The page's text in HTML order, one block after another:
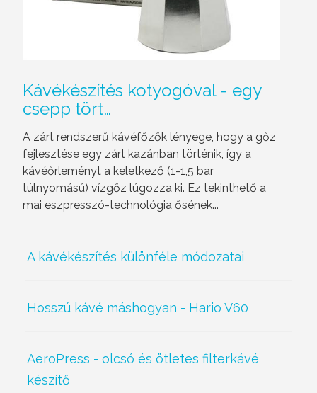
Kávékészítés kotyogóval - egy
csepp tört…
A zárt rendszerű kávéfőzők lényege, hogy a gőz
fejlesztése egy zárt kazánban történik, így a
kávéőrleményt a keletkező (1-1,5 bar
túlnyomású) vízgőz lúgozza ki. Ez tekinthető a
mai eszpresszó-technológia ősének...
A kávékészítés különféle módozatai
Hosszú kávé máshogyan - Hario V60
AeroPress - olcsó és ötletes filterkávé
készítő